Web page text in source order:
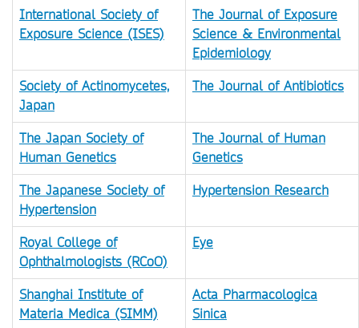
International Society of
Exposure Science (ISES)
The Journal of Exposure
Science & Environmental
Epidemiology
Society of Actinomycetes,
Japan
The Journal of Antibiotics
The Japan Society of
Human Genetics
The Journal of Human
Genetics
The Japanese Society of
Hypertension
Hypertension Research
Royal College of
Ophthalmologists (RCoO)
Eye
Shanghai Institute of
Materia Medica (SIMM)
Acta Pharmacologica
Sinica